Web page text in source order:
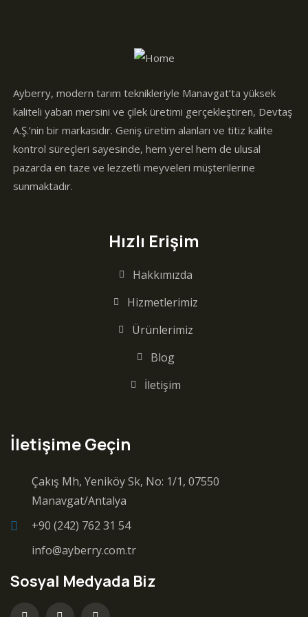
Ayberry, modern tarım teknikleriyle Manavgat’ta yüksek
kaliteli yaban mersini ve çilek üretimi gerçekleştiren, Devtaş
A.Ş.’nin bir markasıdır. Geniş üretim alanları ve titiz kalite
kontrol süreçleri sayesinde, hem yerel hem de ulusal
pazarda en taze ve lezzetli meyveleri müşterilerine
sunmaktadır.
Hızlı Erişim
Hakkımızda
Hizmetlerimiz
Ürünlerimiz
Blog
İletişim
İletişime Geçin
Çakış Mh, Yeniköy Sk, No: 1/1, 07550
Manavgat/Antalya
+90 (242) 762 31 54
info@ayberry.com.tr
Sosyal Medyada Biz